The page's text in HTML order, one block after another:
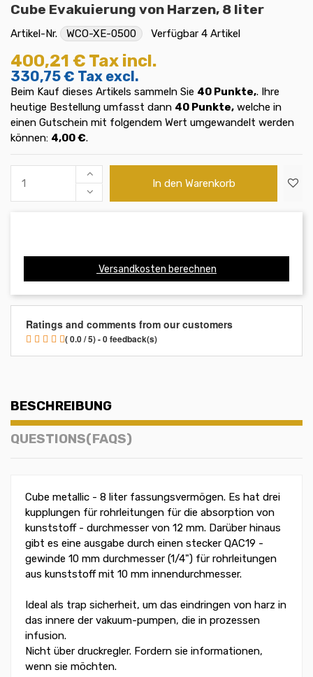
Cube Evakuierung von Harzen, 8 liter
Artikel-Nr. WCO-XE-0500 Verfügbar 4 Artikel
400,21 € Tax incl.
330,75 € Tax excl.
Beim Kauf dieses Artikels sammeln Sie 40 Punkte,. Ihre
heutige Bestellung umfasst dann 40 Punkte, welche in
einen Gutschein mit folgendem Wert umgewandelt werden
können: 4,00 €.
In den Warenkorb
Versandkosten berechnen
Ratings and comments from our customers
( 0.0 / 5) - 0 feedback(s)
BESCHREIBUNG
QUESTIONS(FAQS)
Cube metallic - 8 liter fassungsvermögen. Es hat drei
kupplungen für rohrleitungen für die absorption von
kunststoff - durchmesser von 12 mm. Darüber hinaus
gibt es eine ausgabe durch einen stecker QAC19 -
gewinde 10 mm durchmesser (1/4") für rohrleitungen
aus kunststoff mit 10 mm innendurchmesser.
Ideal als trap sicherheit, um das eindringen von harz in
das innere der vakuum-pumpen, die in prozessen
infusion.
Nicht über druckregler. Fordern sie informationen,
wenn sie möchten.